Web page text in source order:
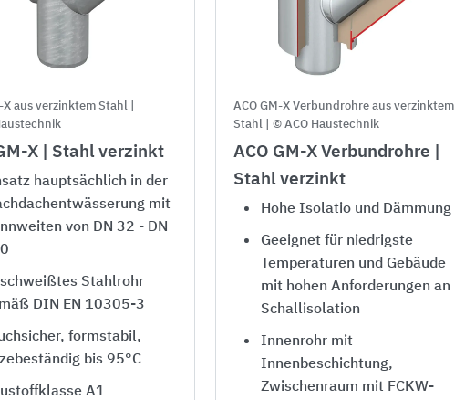
X aus verzinktem Stahl |
X | Stahl verzinkt
hauptsächlich in der
mit
von DN 32 - DN
Stahlrohr
DIN EN 10305-3
formstabil,
bis 95°C
A1
ACO GM-X Verbundrohre aus verzinktem
Stahl | © ACO Haustechnik
ACO GM-X Verbundrohre |
Stahl verzinkt
Hohe Isolatio und Dämmung
Geeignet für niedrigste
Temperaturen und Gebäude
mit hohen Anforderungen an
Schallisolation
Innenrohr mit
Innenbeschichtung,
Zwischenraum mit FCKW-